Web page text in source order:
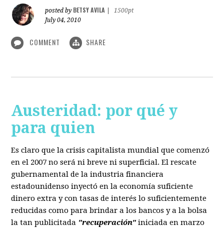
posted by BETSY AVILA
1500pt
July 04, 2010
COMMENT SHARE
Austeridad: por qué y
para quien
Es claro que la crisis capitalista mundial que comenzó
en el 2007 no será ni breve ni superficial. El rescate
gubernamental de la industria financiera
estadounidenso inyectó en la economía suficiente
dinero extra y con tasas de interés lo suficientemente
reducidas como para brindar a los bancos y a la bolsa
la tan publicitada "recuperación" iniciada en marzo